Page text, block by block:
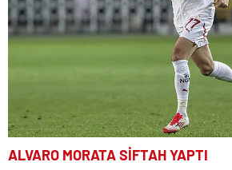
ALVARO MORATA SİFTAH YAPTI